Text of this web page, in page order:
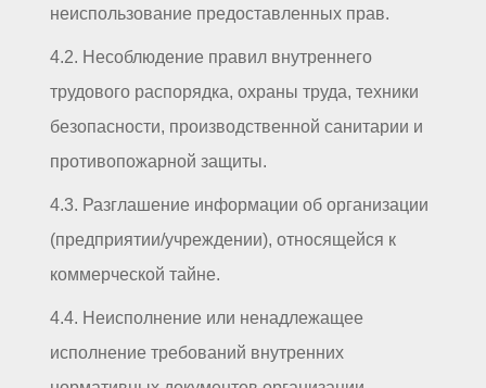
неиспользование предоставленных прав.
4.2. Несоблюдение правил внутреннего
трудового распорядка, охраны труда, техники
безопасности, производственной санитарии и
противопожарной защиты.
4.3. Разглашение информации об организации
(предприятии/учреждении), относящейся к
коммерческой тайне.
4.4. Неисполнение или ненадлежащее
исполнение требований внутренних